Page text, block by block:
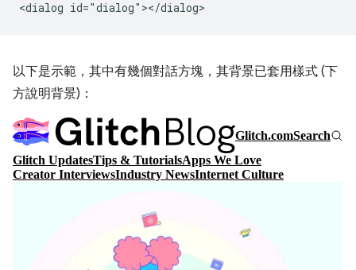
以下是示範，其中有幾個對話方塊，其背景已套用樣式 (下
方說明背景)：